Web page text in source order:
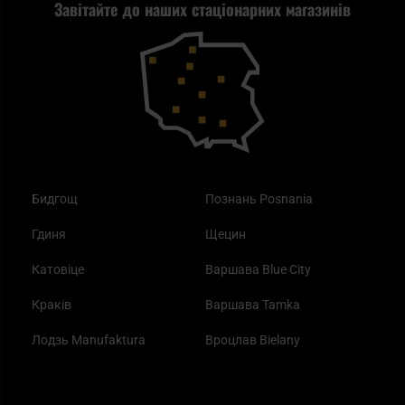
Завітайте до наших стаціонарних магазинів
Бидгощ
Гдиня
Катовіце
Краків
Лодзь Manufaktura
Познань Posnania
Щецин
Варшава Blue City
Варшава Tamka
Вроцлав Bielany
Повернення товару
Blackout - що це таке?
Як працює маска від смогу?
Найкращі спальні мішки на осінь
Самозахист